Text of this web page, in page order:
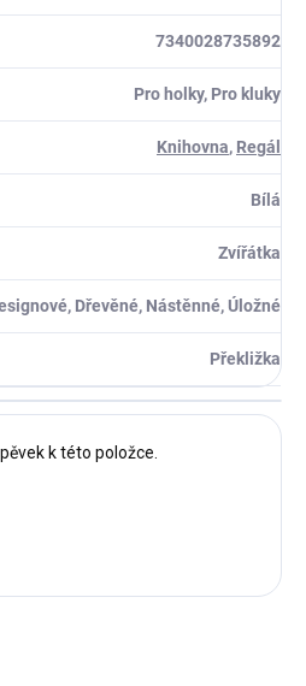
7340028735892
Pro holky, Pro kluky
Knihovna, Regál
Bílá
Zvířátka
Dřevěné, Nástěnné, Úložné
Překližka
k této položce.